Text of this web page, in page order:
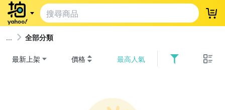
登
全部分類
最新上架 價格 最高人氣